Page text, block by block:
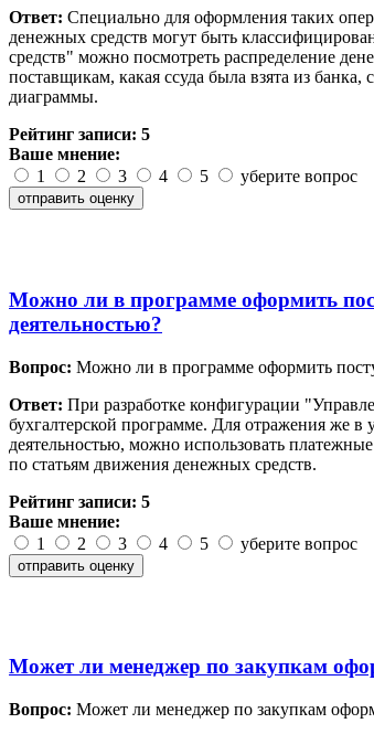
Ответ: Специально для оформления таких
денежных средств могут быть
средств" можно посмотреть распределение
поставщикам, какая ссуда была взята из
диаграммы.
Рейтинг записи: 5
Ваше мнение:
1
2 3 4 5 уберите вопрос
Можно ли в программе оформить
деятельностью?
Вопрос: Можно ли в программе оформить
Ответ: При разработке конфигурации
бухгалтерской программе. Для отражения же в
деятельностью, можно использовать
по статьям движения денежных средств.
Рейтинг записи: 5
Ваше мнение:
1
2 3 4 5 уберите вопрос
Может ли менеджер по закупкам
Вопрос: Может ли менеджер по закупкам